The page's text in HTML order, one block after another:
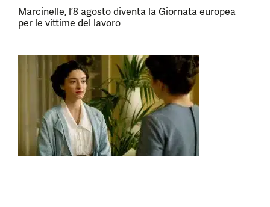
Marcinelle, l’8 agosto diventa la Giornata europea
per le vittime del lavoro